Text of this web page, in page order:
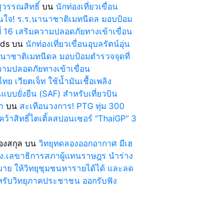
วรรณสิทธิ์ บน นักท่องเที่ยวเขื่อน
ใจ! ร.ร.นานาชาติเมทนีดล มอบป้อม
16 เสริมความปลอดภัยทางเข้าเขื่อน
บน นักท่องเที่ยวเขื่อนอุบลรัตน์อุ่น
าชาติเมทนีดล มอบป้อมตำรวจจุดที่
ามปลอดภัยทางเข้าเขื่อน
ทย เวียตเจ็ท ใช้น้ำมันเชื้อเพลิง
บบยั่งยืน (SAF) สำหรับเที่ยวบิน
บน สะเทือนวงการ! PTG ทุ่ม 300
าสิทธิ์ไตเติ้ลสปอนเซอร์ “ThaiGP” 3
งสกุล บน วิทยุทดลองออกอากาศ มีเฮ
.เลขาธิการสภาผู้แทนราษฎร นำร่าง
ย ให้วิทยุชุมชนหารายได้ได้ และลด
รับวิทยุภาคประชาชน ออกรับฟัง